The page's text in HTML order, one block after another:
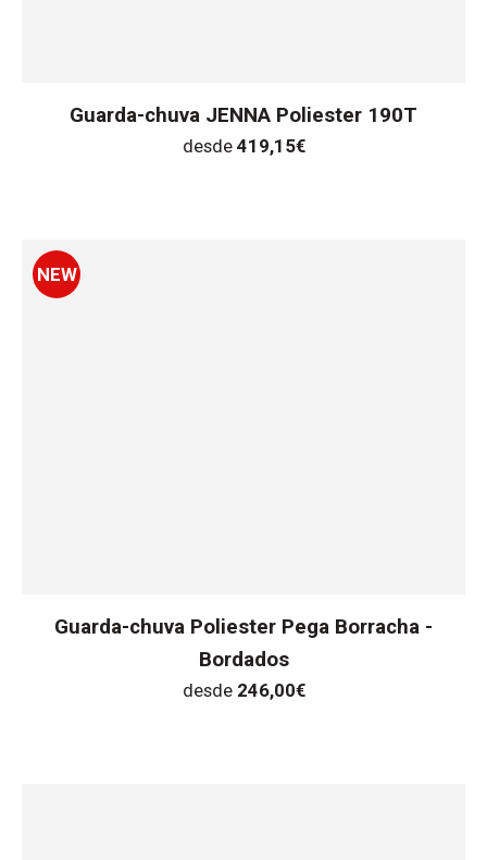
Guarda-chuva JENNA Poliester 190T
desde 419,15€
NEW
Guarda-chuva Poliester Pega Borracha -
Bordados
desde 246,00€